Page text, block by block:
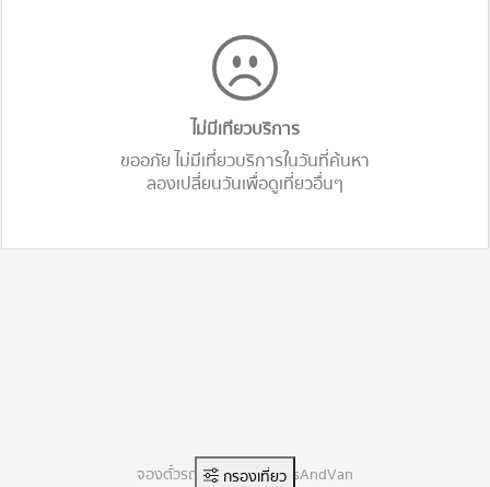
ไม่มีเทียวบริการ
ขออภัย ไม่มีเที่ยวบริการในวันที่ค้นหา
ลองเปลี่ยนวันเพื่อดูเที่ยวอื่นๆ
กรองเที่ยว
จองตั๋วรถทัวร์ออนไลน์ BusAndVan